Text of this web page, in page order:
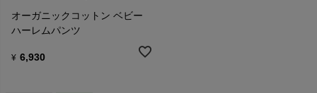
オーガニックコットン ベビー
ハーレムパンツ
¥ 6,930